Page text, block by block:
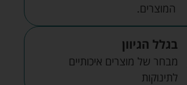
המוצרים.
בגלל הגיוון
מבחר של מוצרים איכותיים
לתינוקות